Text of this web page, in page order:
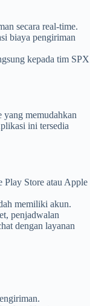
secara real-time.
biaya pengiriman
kepada tim SPX
memudahkan
ini tersedia
Play Store atau Apple
memiliki akun.
penjadwalan
dengan layanan